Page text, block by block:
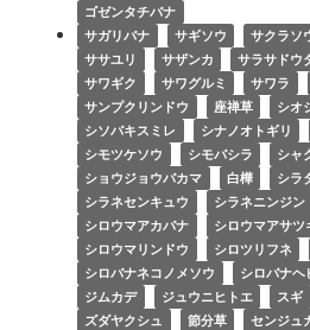
ゴゼンタチバナ
サガリバナ
サギソウ サクラソ
ササユリ
サザンカ サラサドウ
サワギク
サワグルミ サワラ
サンプクリンドウ
座禅草 シオ
シソバキスミレ
シナノオトギリ
シモツケソウ
シモバシラ シャ
ショウジョウバカマ
白樺 シラ
シラネセンキュウ
シラネニンジン
シロウマアカバナ
シロウマアサツ
シロウマリンドウ
シロツリフネ
シロバナネコノメソウ
シロバナヘ
ジムカデ
ジュウニヒトエ スギ
ズダヤクシュ
節分草 センジュ